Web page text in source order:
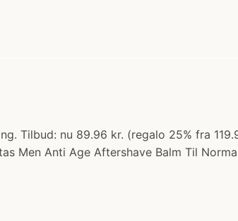
Tilbud: nu 89.96 kr. (regalo 25% fra
Men Anti Age Aftershave Balm Til